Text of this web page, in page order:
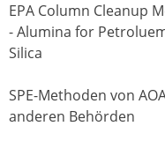
EPA Column Cleanup
- Alumina for
Silica
SPE-Methoden von
anderen Behörden